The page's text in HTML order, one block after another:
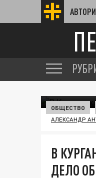
ОБЩЕСТВО
АЛЕКСАНДР
В
ДЕЛО